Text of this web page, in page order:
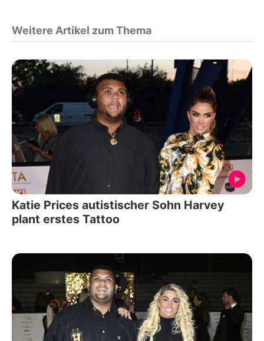
Weitere Artikel zum Thema
Katie Prices autistischer Sohn Harvey
plant erstes Tattoo